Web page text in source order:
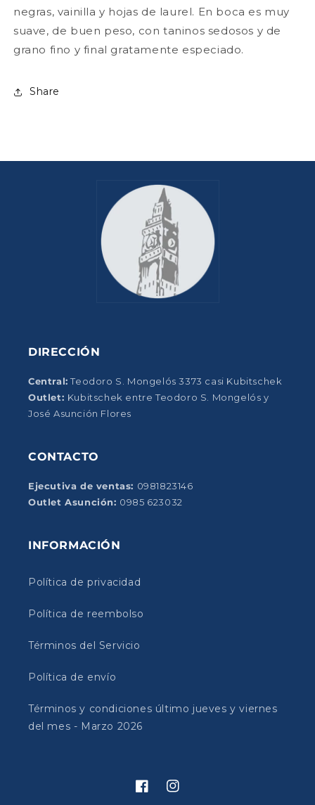
negras, vainilla y hojas de laurel. En boca es muy
suave, de buen peso, con taninos sedosos y de
grano fino y final gratamente especiado.
Share
DIRECCIÓN
Central: Teodoro S. Mongelós 3373 casi Kubitschek
Outlet: Kubitschek entre Teodoro S. Mongelós y
José Asunción Flores
CONTACTO
Ejecutiva de ventas: 0981823146
Outlet Asunción: 0985 623032
INFORMACIÓN
Política de privacidad
Política de reembolso
Términos del Servicio
Política de envío
Términos y condiciones último jueves y viernes
del mes - Marzo 2026
FacebookInstagram